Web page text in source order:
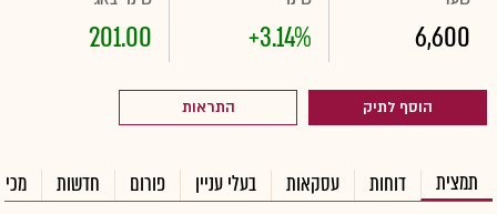
6,600
+3.14%
201.00
הוסף לתיק התראות
תמצית דוחות עסקאות בעלי עניין פורום חדשות